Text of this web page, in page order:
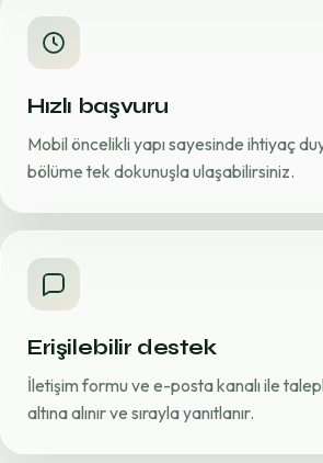
Hızlı başvuru
Mobil öncelikli yapı sayesinde ihtiyaç
bölüme tek dokunuşla ulaşabilirsiniz.
Erişilebilir destek
İletişim formu ve e-posta kanalı ile
altına alınır ve sırayla yanıtlanır.